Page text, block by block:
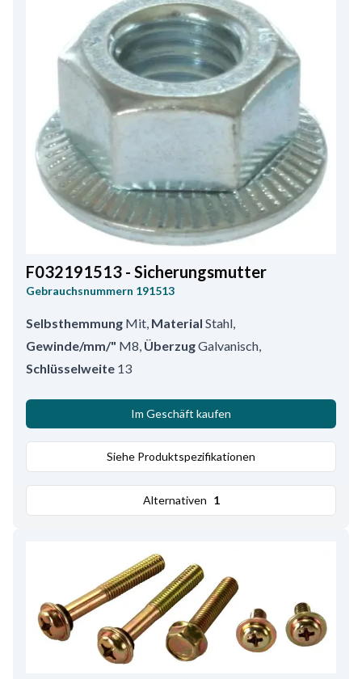
F032191513 - Sicherungsmutter
Gebrauchsnummern 191513
Selbsthemmung Mit Material Stahl
Gewinde/mm/" M8 ÜberzugGalvanisch
Schlüsselweite 13
Im Geschäft kaufen
Siehe Produktspezifikationen
Alternativen 1